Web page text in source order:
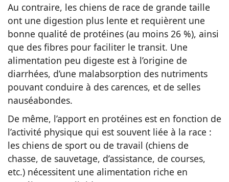
Au contraire, les chiens de race de grande taille
ont une digestion plus lente et requièrent une
bonne qualité de protéines (au moins 26 %), ainsi
que des fibres pour faciliter le transit. Une
alimentation peu digeste est à l’origine de
diarrhées, d’une malabsorption des nutriments
pouvant conduire à des carences, et de selles
nauséabondes.
De même, l’apport en protéines est en fonction de
l’activité physique qui est souvent liée à la race :
les chiens de sport ou de travail (chiens de
chasse, de sauvetage, d’assistance, de courses,
etc.) nécessitent une alimentation riche en